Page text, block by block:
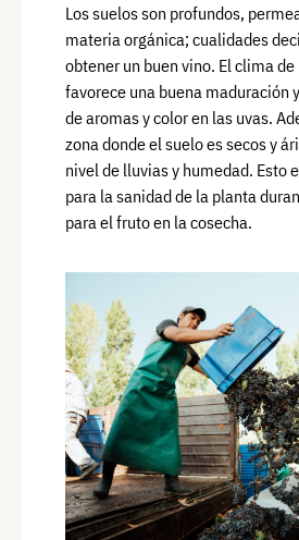
Los suelos son profundos,
materia orgánica; cualidades
obtener un buen vino. El clima
favorece una buena maduración
de aromas y color en las uvas.
zona donde el suelo es secos y
nivel de lluvias y humedad. Esto
para la sanidad de la planta
para el fruto en la cosecha.